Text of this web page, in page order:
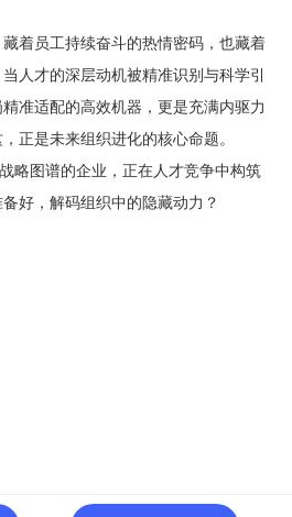
着员工持续奋斗的热情密码，也藏着
人才的深层动机被精准识别与科学引
准适配的高效机器，更是充满内驱力
正是未来组织进化的核心命题。
略图谱的企业，正在人才竞争中构筑
好，解码组织中的隐藏动力？